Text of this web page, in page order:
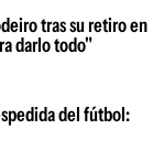
tras su retiro en
darlo todo"
del fútbol: